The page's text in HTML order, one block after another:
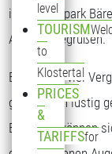
level
TOURISM
to
Klostertal
PRICES
&
TARIFFSfor
im Freizeitpark
Ausland begrüßen.
Besonders viel
ganz schön lustig
Bärensee können